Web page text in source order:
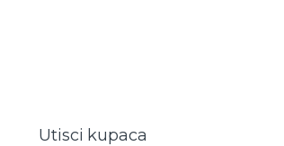
Utisci kupaca